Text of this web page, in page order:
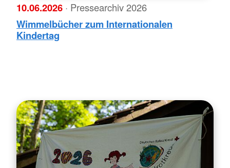
10.06.2026 · Pressearchiv 2026
Wimmelbücher zum Internationalen
Kindertag